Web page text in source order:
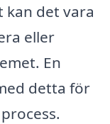
kan det vara
eller
En
detta för